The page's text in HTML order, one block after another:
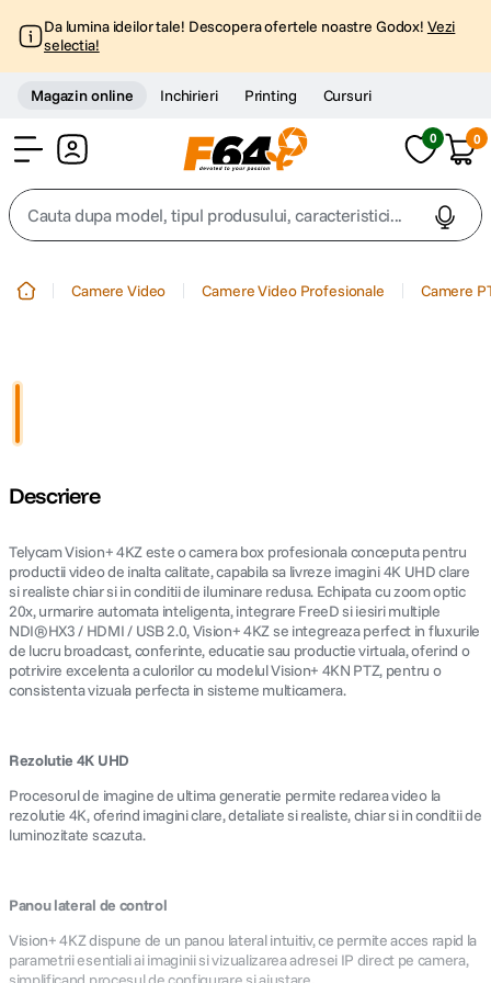
Da lumina ideilor tale! Descopera ofertele noastre Godox! Vezi
selectia!
Magazin online Inchirieri Printing Cursuri
0 0
Cauta dupa model, tipul produsului, caracteristici...
6. lavaliera
7. sony fx
8. card memorie
10. dji osmo
Camere Video Camere Video Profesionale Camere
Descriere
Telycam Vision+ 4KZ este o camera box profesionala conceputa pentru
productii video de inalta calitate, capabila sa livreze imagini 4K UHD clare
si realiste chiar si in conditii de iluminare redusa. Echipata cu zoom optic
20x, urmarire automata inteligenta, integrare FreeD si iesiri multiple
NDI®HX3 / HDMI / USB 2.0, Vision+ 4KZ se integreaza perfect in fluxurile
de lucru broadcast, conferinte, educatie sau productie virtuala, oferind o
potrivire excelenta a culorilor cu modelul Vision+ 4KN PTZ, pentru o
consistenta vizuala perfecta in sisteme multicamera.
Rezolutie 4K UHD
Procesorul de imagine de ultima generatie permite redarea video la
rezolutie 4K, oferind imagini clare, detaliate si realiste, chiar si in conditii de
luminozitate scazuta.
Panou lateral de control
Vision+ 4KZ dispune de un panou lateral intuitiv, ce permite acces rapid la
parametrii esentiali ai imaginii si vizualizarea adresei IP direct pe camera,